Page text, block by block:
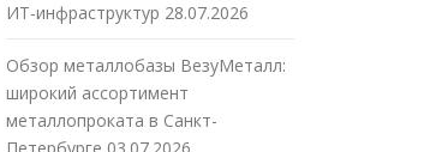
ИТ-инфраструктур 28.07.2026
Обзор металлобазы ВезуМеталл:
широкий ассортимент
металлопроката в Санкт-